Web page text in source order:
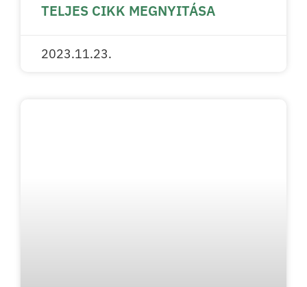
TELJES CIKK MEGNYITÁSA
2023.11.23.